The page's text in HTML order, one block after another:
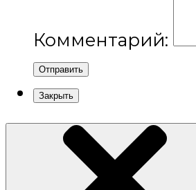
Комментарий:
Отправить
Закрыть